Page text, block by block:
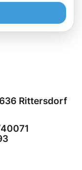
Rittersdorf